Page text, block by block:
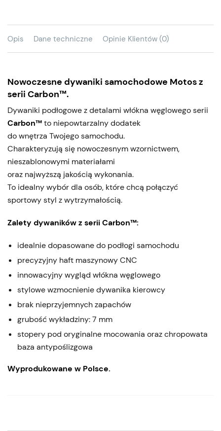
Opis Dane techniczne Opinie Klientów (0)
Nowoczesne dywaniki samochodowe Motos z
serii Carbon™.
Dywaniki podłogowe z detalami włókna węglowego serii
Carbon™to niepowtarzalny dodatek
do wnętrza Twojego samochodu.
Charakteryzują się nowoczesnym wzornictwem,
nieszablonowymi materiałami
oraz najwyższą jakością wykonania.
To idealny wybór dla osób, które chcą połączyć
sportowy styl z wytrzymałością.
Zalety dywaników z serii Carbon™:
idealnie dopasowane do podłogi samochodu
precyzyjny haft maszynowy CNC
innowacyjny wygląd włókna węglowego
stylowe wzmocnienie dywanika kierowcy
brak nieprzyjemnych zapachów
grubość wykładziny: 7 mm
stopery pod oryginalne mocowania oraz chropowata
baza antypoślizgowa
Wyprodukowane w Polsce.